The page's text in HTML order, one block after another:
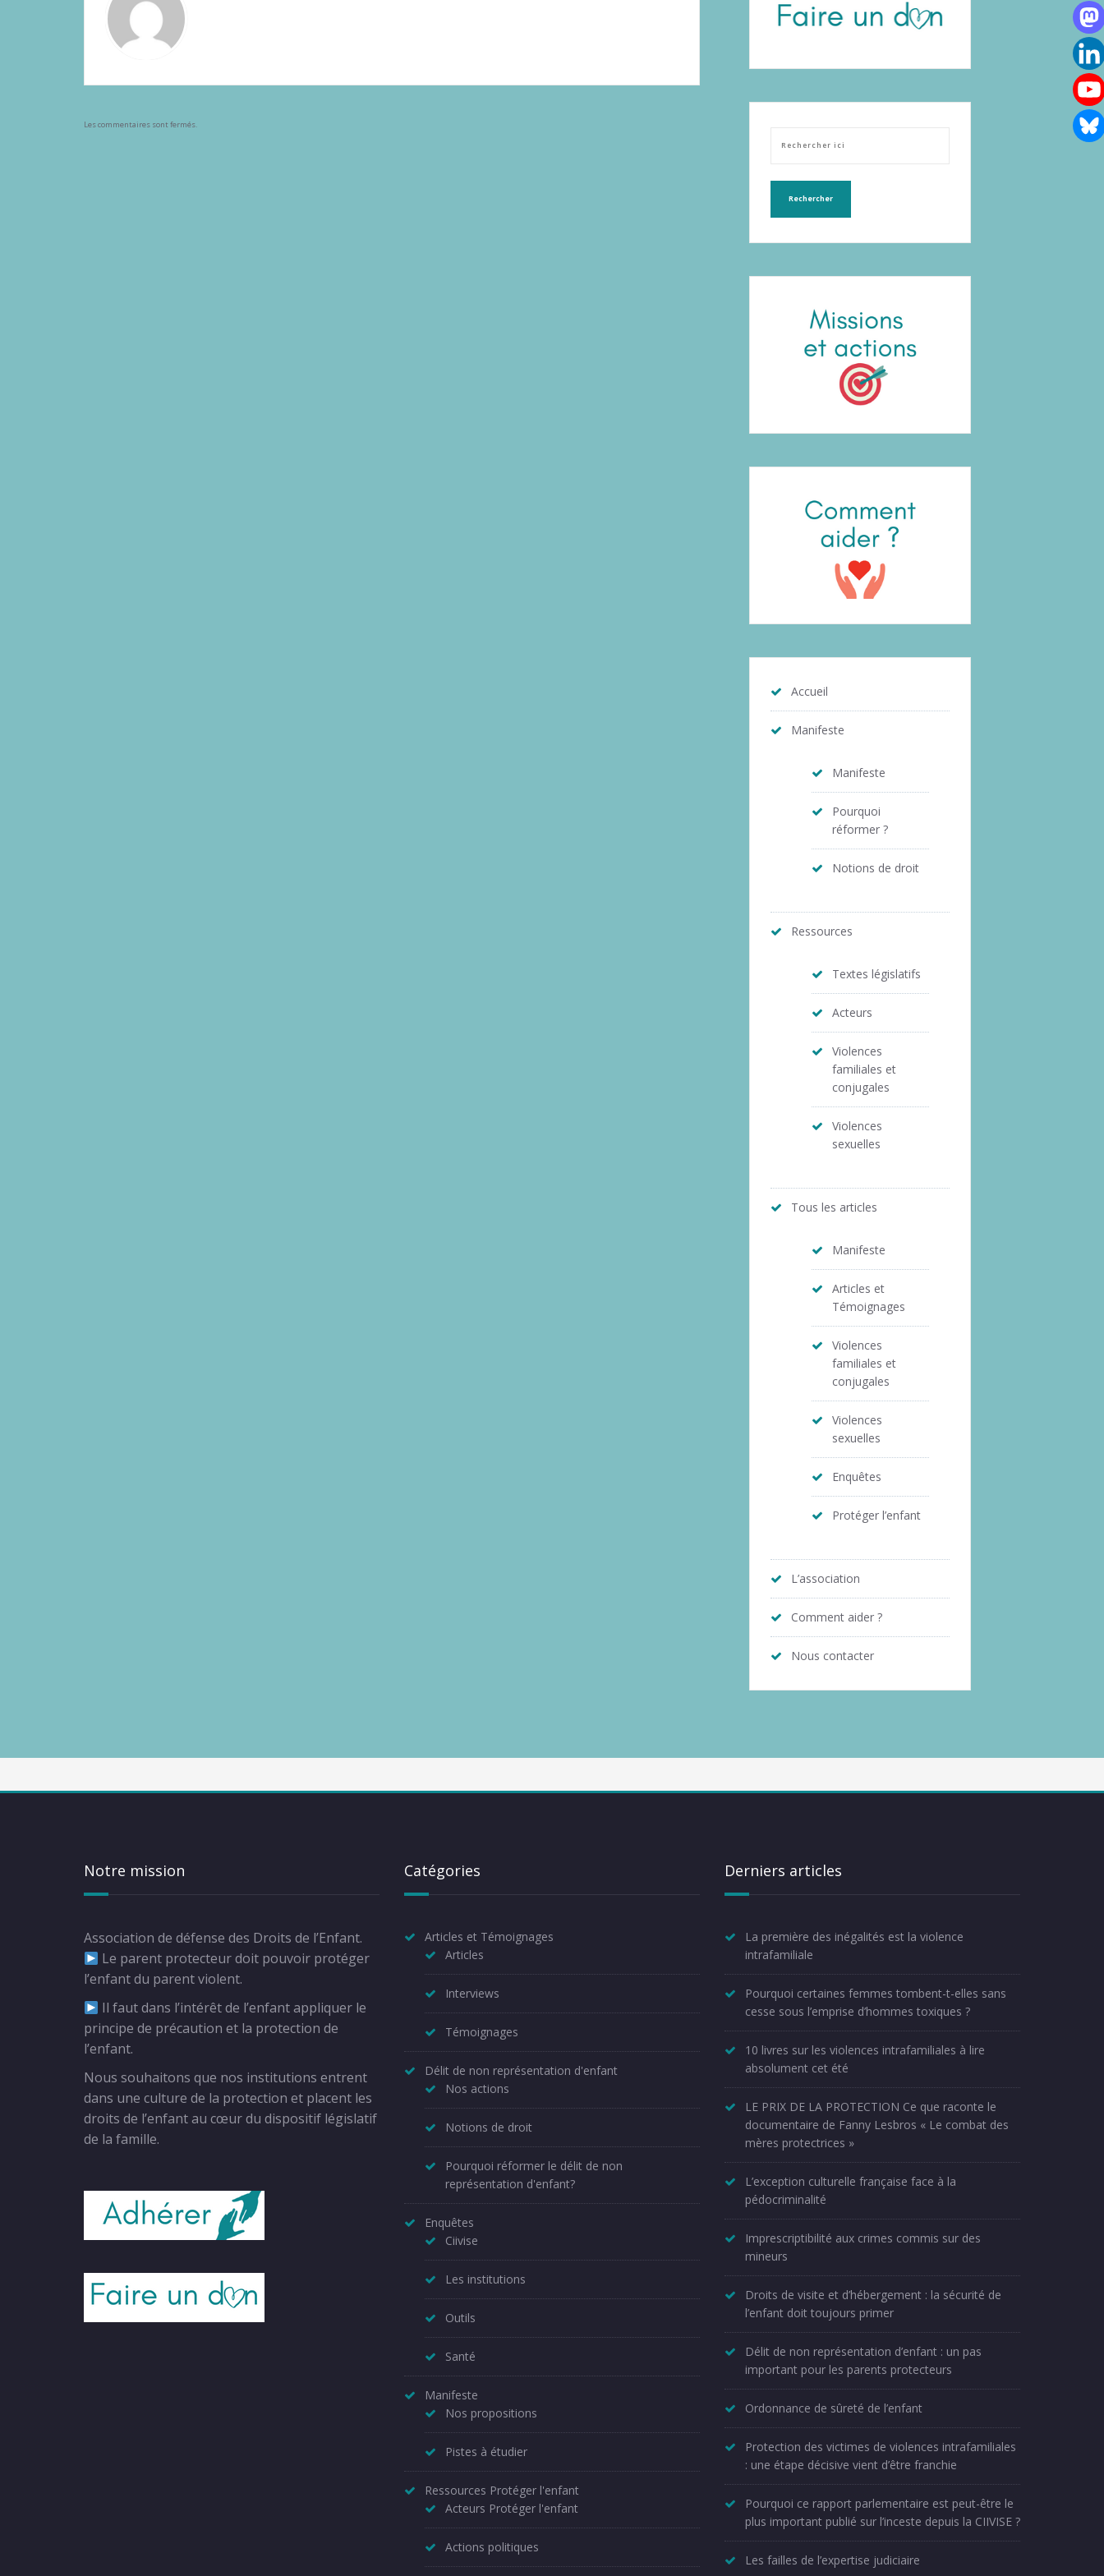
Les commentaires sont fermés.
Accueil
Manifeste
Manifeste
Pourquoi
réformer ?
Notions de droit
Ressources
Textes législatifs
Acteurs
Violences
familiales et
conjugales
Violences
sexuelles
Tous les articles
Manifeste
Articles et
Témoignages
Violences
familiales et
conjugales
Violences
sexuelles
Enquêtes
Protéger l’enfant
L’association
Comment aider ?
Nous contacter
Notre mission
Association de défense des Droits de l’Enfant.
Le parent protecteur doit pouvoir protéger
l’enfant du parent violent.
Il faut dans l’intérêt de l’enfant appliquer le
principe de précaution et la protection de
l’enfant.
Nous souhaitons que nos institutions entrent
dans une culture de la protection et placent les
droits de l’enfant au cœur du dispositif législatif
de la famille.
Catégories
Articles et Témoignages
Articles
Interviews
Témoignages
Délit de non représentation d'enfant
Nos actions
Notions de droit
Pourquoi réformer le délit de non
représentation d'enfant?
Enquêtes
Ciivise
Les institutions
Outils
Santé
Manifeste
Nos propositions
Pistes à étudier
Ressources Protéger l'enfant
Acteurs Protéger l'enfant
Actions politiques
Derniers articles
La première des inégalités est la violence
intrafamiliale
Pourquoi certaines femmes tombent-t-elles sans
cesse sous l’emprise d’hommes toxiques ?
10 livres sur les violences intrafamiliales à lire
absolument cet été
LE PRIX DE LA PROTECTION Ce que raconte le
documentaire de Fanny Lesbros « Le combat des
mères protectrices »
L’exception culturelle française face à la
pédocriminalité
Imprescriptibilité aux crimes commis sur des
mineurs
Droits de visite et d’hébergement : la sécurité de
l’enfant doit toujours primer
Délit de non représentation d’enfant : un pas
important pour les parents protecteurs
Ordonnance de sûreté de l’enfant
Protection des victimes de violences intrafamiliales
: une étape décisive vient d’être franchie
Pourquoi ce rapport parlementaire est peut-être le
plus important publié sur l’inceste depuis la CIIVISE ?
Les failles de l’expertise judiciaire